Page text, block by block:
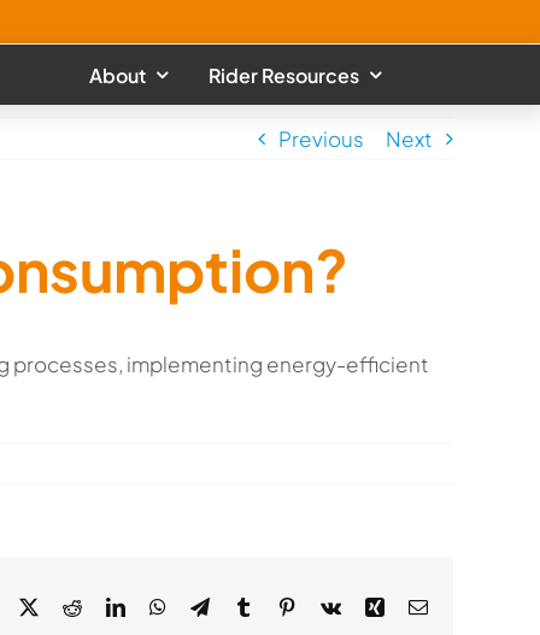
About Rider Resources
Previous Next
processes, implementing energy-efficient
X RedditLinkedInWhatsApp
TelegramTumblrPinterest
Vk Xing Email